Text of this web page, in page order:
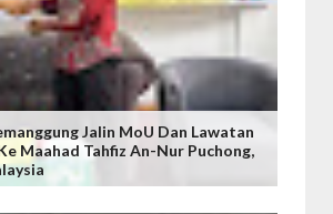
Jalin MoU Dan Lawatan
Maahad Tahfiz An-Nur Puchong,